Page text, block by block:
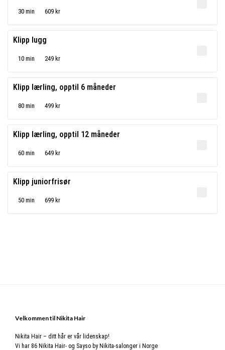
30 min 609 kr
Klipp lugg
10 min 249 kr
Klipp lærling, opptil 6 måneder
80 min 499 kr
Klipp lærling, opptil 12 måneder
60 min 649 kr
Klipp juniorfrisør
50 min 699 kr
Footer
Velkommen til Nikita Hair
Nikita Hair – ditt hår er vår lidenskap!
Vi har 86 Nikita Hair- og Sayso by Nikita-salonger i Norge